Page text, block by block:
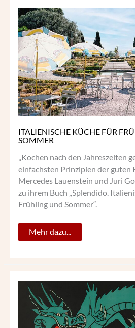
ITALIENISCHE KÜCHE FÜR
SOMMER
„Kochen nach den Jahreszeiten
einfachsten Prinzipien der guten
Mercedes Lauenstein und Juri
zu ihrem Buch „Splendido.
Frühling und Sommer“.
ITALIENISCHE
KÜCHE
FÜR
FRÜHLING
UND
SOMMER
Mehr dazu...
KAFFEE
UND
TEE:
ERSATZMITTEL,
SURROGATE,
SUBSTITUTE